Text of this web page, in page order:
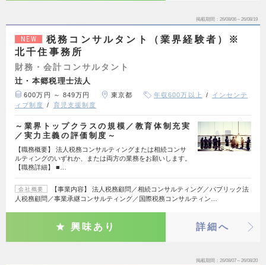
掲載期間 26/08/06～26/08/19
NEW
税務コンサルタント（業界経験者）※
北千住事務所
財務・会計コンサルタント
辻・本郷税理士法人
600万円 ～ 849万円 東京都 年収600万以上
インセンテ
ィブ制度
育児支援制度
～業界トップクラスの規模／教育体制充実
／実力主義の評価制度～
【職務概要】 法人税務コンサルティングまたは相続コンサ
ルティングのいずれか、または両方の業務をお願いします。
【職務詳細】 ■…
会社概要
【事業内容】 法人税務顧問／相続コンサルティング／パブリック法
人税務顧問／事業承継コンサルティング／国際税務コンサルティン…
興味あり 詳細へ
掲載期間 26/08/07～26/08/20